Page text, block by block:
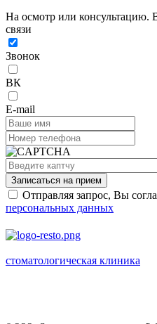
На осмотр или консультацию.
связи
Звонок
ВК
E-mail
Записаться на прием
Отправляя запрос, Вы
персональных данных
стоматологическая клиника